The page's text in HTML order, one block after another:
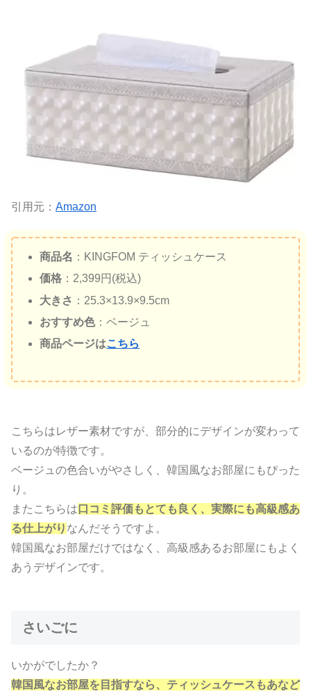
引用元： Amazon
商品名 ：KINGFOM ティッシュケース
価格 ：2,399円(税込)
大きさ ：25.3×13.9×9.5cm
おすすめ色：ベージュ
商品ページはこちら
こちらはレザー素材ですが、部分的にデザインが変わって
いるのが特徴です。
ベージュの色合いがやさしく、韓国風なお部屋にもぴった
り。
またこちらは 口コミ評価もとても良く、実際にも高級感あ
る仕上がり なんだそうですよ。
韓国風なお部屋だけではなく、高級感あるお部屋にもよく
あうデザインです。
さいごに
いかがでしたか？
韓国風なお部屋を目指すなら、ティッシュケースもあなど